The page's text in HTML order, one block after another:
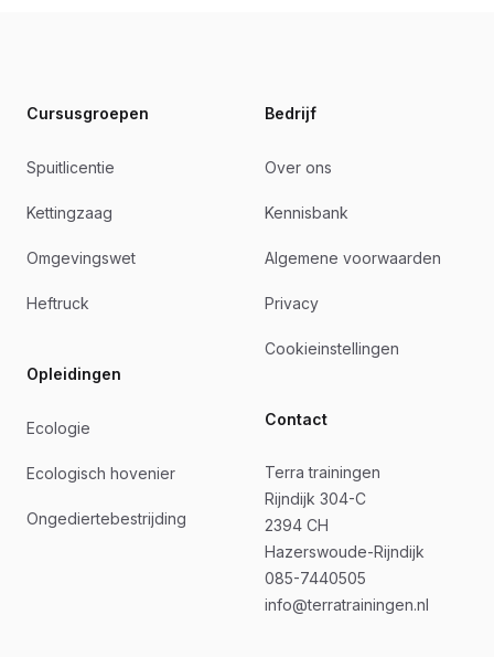
Cursusgroepen
Spuitlicentie
Kettingzaag
Omgevingswet
Heftruck
Opleidingen
Ecologie
Ecologisch hovenier
Ongediertebestrijding
Bedrijf
Over ons
Kennisbank
Algemene voorwaarden
Privacy
Cookieinstellingen
Contact
Terra trainingen
Rijndijk 304-C
2394 CH
Hazerswoude-Rijndijk
085-7440505
info@terratrainingen.nl